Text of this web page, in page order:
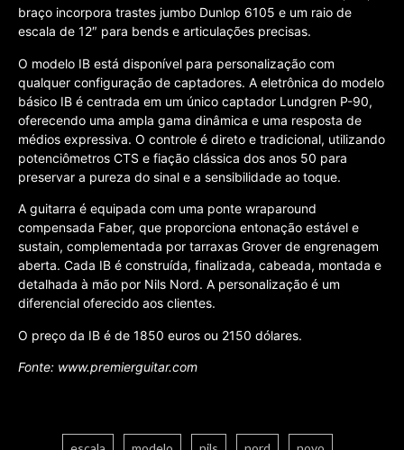
braço incorpora trastes jumbo Dunlop 6105 e um raio de
escala de 12″ para bends e articulações precisas.
O modelo IB está disponível para personalização com
qualquer configuração de captadores. A eletrônica do modelo
básico IB é centrada em um único captador Lundgren P-90,
oferecendo uma ampla gama dinâmica e uma resposta de
médios expressiva. O controle é direto e tradicional, utilizando
potenciômetros CTS e fiação clássica dos anos 50 para
preservar a pureza do sinal e a sensibilidade ao toque.
A guitarra é equipada com uma ponte wraparound
compensada Faber, que proporciona entonação estável e
sustain, complementada por tarraxas Grover de engrenagem
aberta. Cada IB é construída, finalizada, cabeada, montada e
detalhada à mão por Nils Nord. A personalização é um
diferencial oferecido aos clientes.
O preço da IB é de 1850 euros ou 2150 dólares.
Fonte: www.premierguitar.com